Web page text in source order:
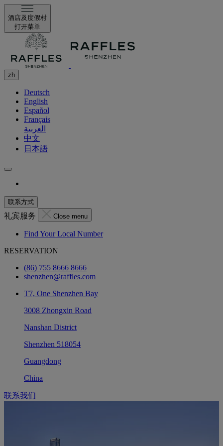
酒店及度假村
打开菜单
zh
Deutsch
English
Español
Français
العربية
中文
日本語
联系方式
礼宾服务 Close menu
Find Your Local Number
RESERVATION
(86) 755 8666 8666
shenzhen@raffles.com
T7, One Shenzhen Bay
3008 Zhongxin Road
Nanshan District
Shenzhen 518054
Guangdong
China
联系我们